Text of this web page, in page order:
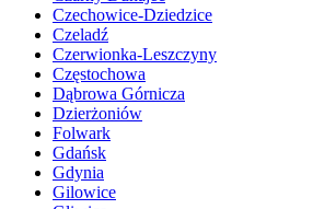
Czechowice-Dziedzice
Czeladź
Czerwionka-Leszczyny
Częstochowa
Dąbrowa Górnicza
Dzierżoniów
Folwark
Gdańsk
Gdynia
Gilowice